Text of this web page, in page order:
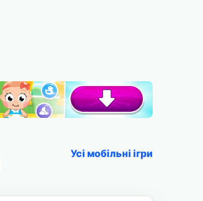
Усі мобільні ігри